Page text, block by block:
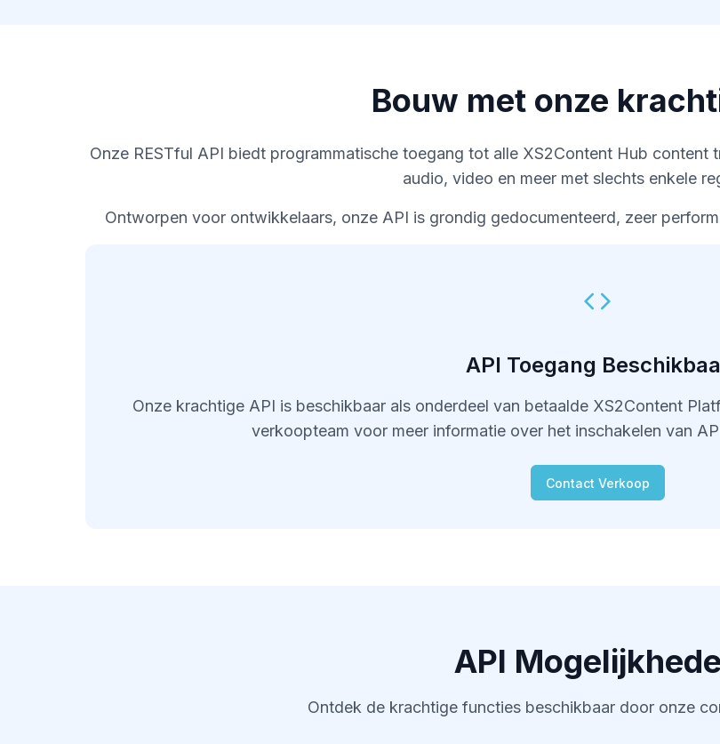
Bouw met onze
Onze RESTful API biedt programmatische toegang tot alle XS2Content Hub content
audio, video en meer met slechts enkele
Ontworpen voor ontwikkelaars, onze API is grondig gedocumenteerd, zeer
API Toegang
Onze krachtige API is beschikbaar als onderdeel van betaalde XS2Content
verkoopteam voor meer informatie over het inschakelen van
Contact Verkoop
API
Ontdek de krachtige functies beschikbaar door onze